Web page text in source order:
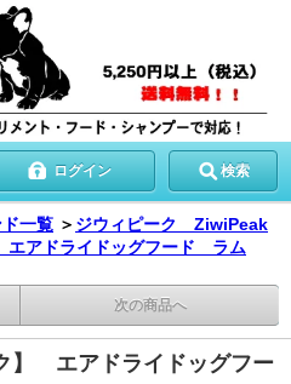
ログイン 検索
一覧 ＞ ジウィピーク ZiwiPeak
エアドライドッグフード ラム
次の商品へ
】 エアドライドッグフー